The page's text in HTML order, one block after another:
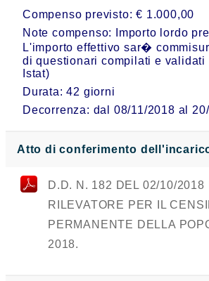
Compenso previsto: € 1.000,00
Note compenso: Importo lordo
L'importo effettivo sar�
di questionari compilati e validati
Istat)
Durata: 42 giorni
Decorrenza: dal 08/11/2018 al
Atto di conferimento
D.D. N. 182 DEL 02/10/2018
RILEVATORE PER IL
PERMANENTE DELLA
2018.